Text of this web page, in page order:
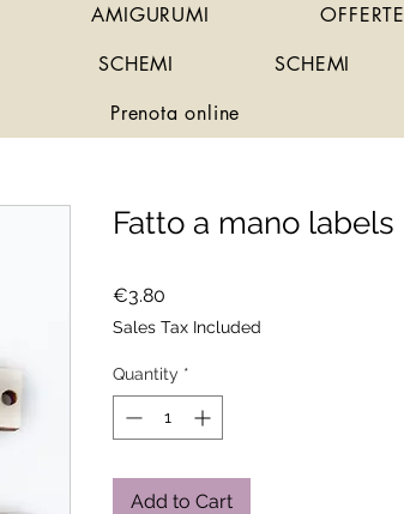
Fatto a mano labels
€3.80
Sales Tax Included
Quantity *
Add to Cart
AMIGURUMI OFFERTE
SCHEMI SCHEMI
Prenota online